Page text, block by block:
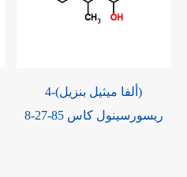
5-Bromo-5-nitro-1 ، 3-dioxane
CAS 30007-47-7